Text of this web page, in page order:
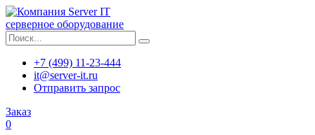
серверное оборудование
+7 (499) 11-23-444
it@server-it.ru
Отправить запрос
Заказ
0